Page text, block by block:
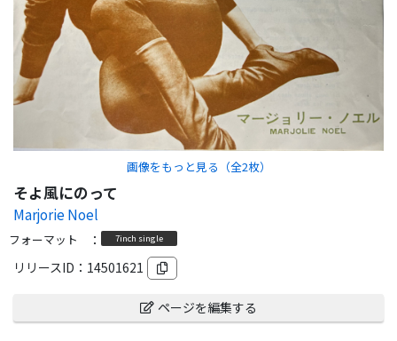
画像をもっと見る（全2枚）
そよ風にのって
Marjorie Noel
フォーマット ： 7inch single
リリースID： 14501621
ページを編集する